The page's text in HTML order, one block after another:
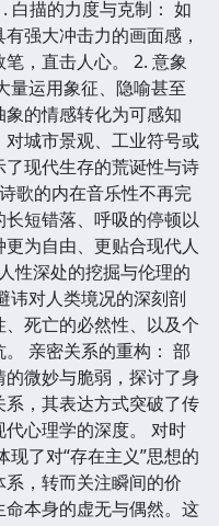
白描的力度与克制： 如
强大冲击力的画面感，
，直击人心。 2. 意象
量运用象征、隐喻甚至
的情感转化为可感知
城市景观、工业符号或
现代生存的荒诞性与诗
歌的内在音乐性不再完
短错落、呼吸的停顿以
为自由、更贴合现代人
性深处的挖掘与伦理的
讳对人类境况的深刻剖
死亡的必然性、以及个
亲密关系的重构： 部
微妙与脆弱，探讨了身
，其表达方式突破了传
心理学的深度。 对时
了对“存在主义”思想的
，转而关注瞬间的价
本身的虚无与偶然。这